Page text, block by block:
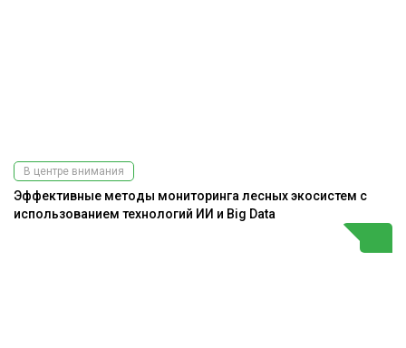
В центре внимания
Эффективные методы мониторинга лесных экосистем с
использованием технологий ИИ и Big Data